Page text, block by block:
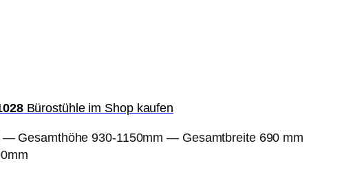
Bürostühle im Shop kaufen
Gesamthöhe 930-1150mm — Gesamtbreite 690 mm